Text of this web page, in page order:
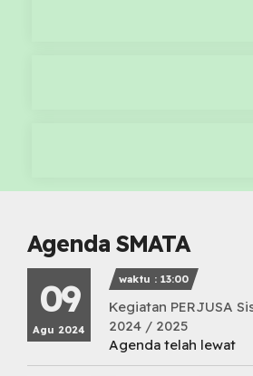
Agenda SMATA
09
Agu 2024
waktu : 13:00
Kegiatan PERJUSA
2024 / 2025
Agenda telah lewat